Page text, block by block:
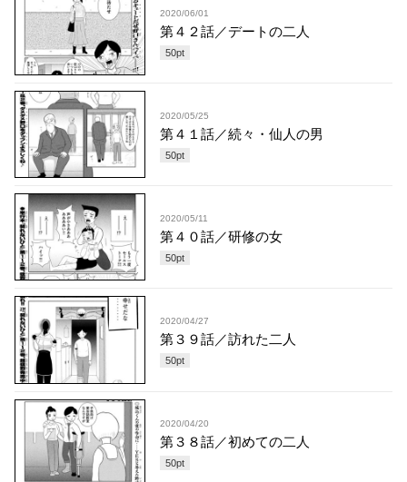
2020/06/01
第４２話／デートの二人
50pt
2020/05/25
第４１話／続々・仙人の男
50pt
2020/05/11
第４０話／研修の女
50pt
2020/04/27
第３９話／訪れた二人
50pt
2020/04/20
第３８話／初めての二人
50pt